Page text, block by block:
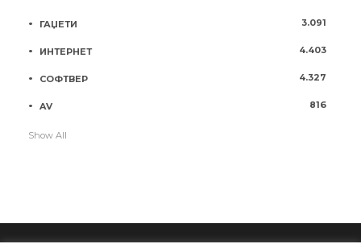
ГАЏЕТИ 3.091
ИНТЕРНЕТ 4.403
СОФТВЕР 4.327
AV 816
Show All